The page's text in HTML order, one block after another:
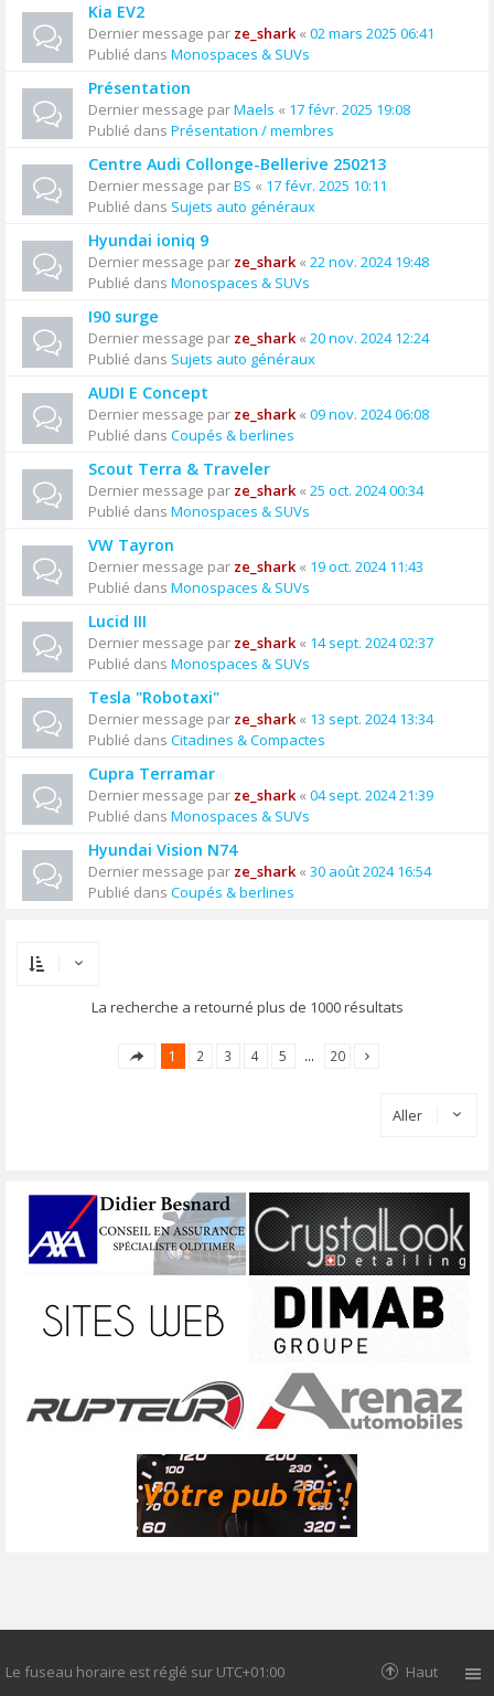
Kia EV2
Dernier message par ze_shark« 02 mars 2025 06:41
Publié dans Monospaces & SUVs
Présentation
Dernier message parMaels « 17 févr. 2025 19:08
Publié dans Présentation / membres
Centre Audi Collonge-Bellerive 250213
Dernier message parBS « 17 févr. 2025 10:11
Publié dans Sujets auto généraux
Hyundai ioniq 9
Dernier message par ze_shark« 22 nov. 2024 19:48
Publié dans Monospaces & SUVs
I90 surge
Dernier message par ze_shark« 20 nov. 2024 12:24
Publié dans Sujets auto généraux
AUDI E Concept
Dernier message par ze_shark« 09 nov. 2024 06:08
Publié dans Coupés & berlines
Scout Terra & Traveler
Dernier message par ze_shark« 25 oct. 2024 00:34
Publié dans Monospaces & SUVs
VW Tayron
Dernier message par ze_shark« 19 oct. 2024 11:43
Publié dans Monospaces & SUVs
Lucid III
Dernier message par ze_shark« 14 sept. 2024 02:37
Publié dans Monospaces & SUVs
Tesla "Robotaxi"
Dernier message par ze_shark« 13 sept. 2024 13:34
Publié dans Citadines & Compactes
Cupra Terramar
Dernier message par ze_shark« 04 sept. 2024 21:39
Publié dans Monospaces & SUVs
Hyundai Vision N74
Dernier message par ze_shark« 30 août 2024 16:54
Publié dans Coupés & berlines
La recherche a retourné plus de 1000 résultats
1 2 3 4 5 … 20
Aller
Le fuseau horaire est réglé sur UTC+01:00 Haut